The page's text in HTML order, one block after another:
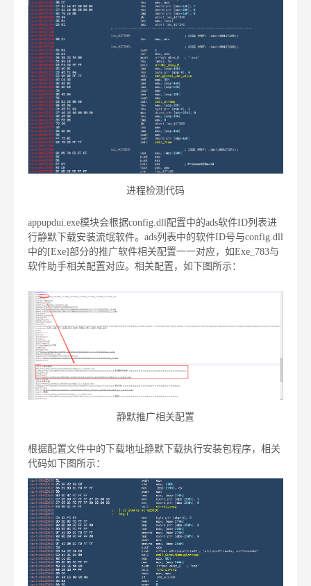
进程检测代码
appupdui.exe模块会根据config.dll配置中的ads软件ID列表进
行静默下载安装流氓软件。ads列表中的软件ID号与config.dll
中的[Exe]部分的推广软件相关配置一一对应，如Exe_783与
软件助手相关配置对应。相关配置，如下图所示：
静默推广相关配置
根据配置文件中的下载地址静默下载执行安装包程序，相关
代码如下图所示：